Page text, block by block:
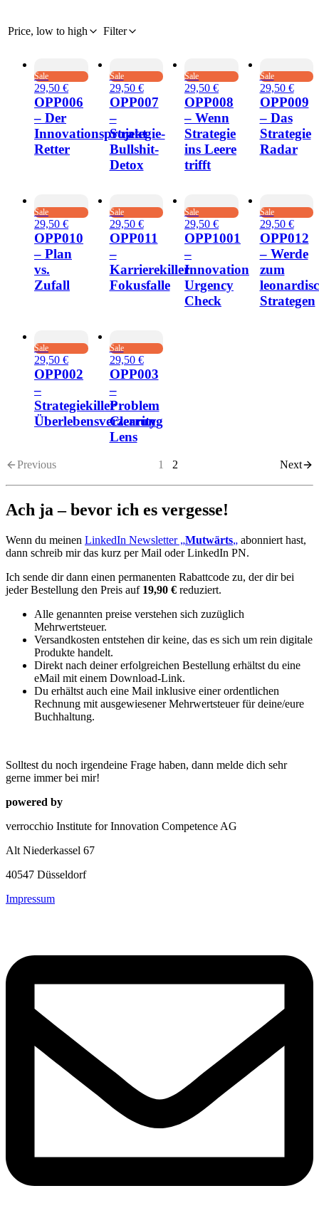
Price, low to high Filter
Sale
29,50 €
OPP006
– Der
Innovationsprojekt
Retter
Sale
29,50 €
OPP007
–
Strategie-
Bullshit-
Detox
Sale
29,50 €
OPP008
– Wenn
Strategie
ins Leere
trifft
Sale
29,50 €
OPP009
– Das
Strategie
Radar
Sale
29,50 €
OPP010
– Plan
vs.
Zufall
Sale
29,50 €
OPP011
–
Karrierekiller
Fokusfalle
Sale
29,50 €
OPP1001
–
Innovation
Urgency
Check
Sale
29,50 €
OPP012
– Werde
zum
Strategen
Sale
29,50 €
OPP002
–
Strategiekiller
Überlebensverzerrung
Sale
29,50 €
OPP003
–
Problem
Clearity
Lens
Previous 1 2 Next
Ach ja – bevor ich es vergesse!
Wenn du meinen LinkedIn Newsletter „Mutwärts„ abonniert hast,
dann schreib mir das kurz per Mail oder LinkedIn PN.
Ich sende dir dann einen permanenten Rabattcode zu, der dir bei
jeder Bestellung den Preis auf 19,90 € reduziert.
Alle genannten preise verstehen sich zuzüglich
Mehrwertsteuer.
Versandkosten entstehen dir keine, das es sich um rein digitale
Produkte handelt.
Direkt nach deiner erfolgreichen Bestellung erhältst du eine
eMail mit einem Download-Link.
Du erhältst auch eine Mail inklusive einer ordentlichen
Rechnung mit ausgewiesener Mehrwertsteuer für deine/eure
Buchhaltung.
Solltest du noch irgendeine Frage haben, dann melde dich sehr
gerne immer bei mir!
powered by
verrocchio Institute for Innovation Competence AG
Alt Niederkassel 67
40547 Düsseldorf
Impressum